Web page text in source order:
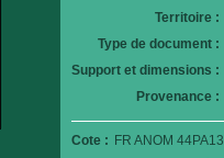
Territoire :
Type de document :
Support et dimensions :
Provenance :
Cote : FR ANOM